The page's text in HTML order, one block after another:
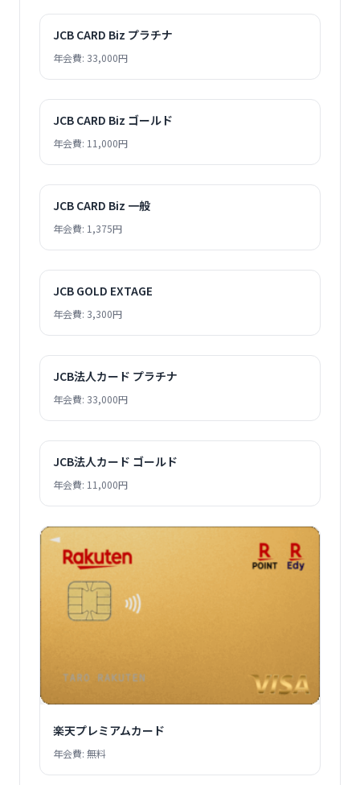
JCB CARD Biz プラチナ
年会費: 33,000円
JCB CARD Biz ゴールド
年会費: 11,000円
JCB CARD Biz 一般
年会費: 1,375円
JCB GOLD EXTAGE
年会費: 3,300円
JCB法人カード プラチナ
年会費: 33,000円
JCB法人カード ゴールド
年会費: 11,000円
楽天プレミアムカード
年会費: 無料